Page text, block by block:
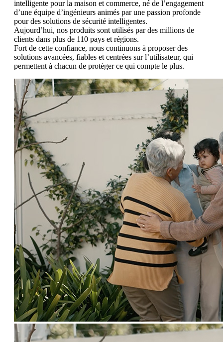
intelligente pour la maison et commerce, né de l’engagement
d’une équipe d’ingénieurs animés par une passion profonde
pour des solutions de sécurité intelligentes.
Aujourd’hui, nos produits sont utilisés par des millions de
clients dans plus de 110 pays et régions.
Fort de cette confiance, nous continuons à proposer des
solutions avancées, fiables et centrées sur l’utilisateur, qui
permettent à chacun de protéger ce qui compte le plus.